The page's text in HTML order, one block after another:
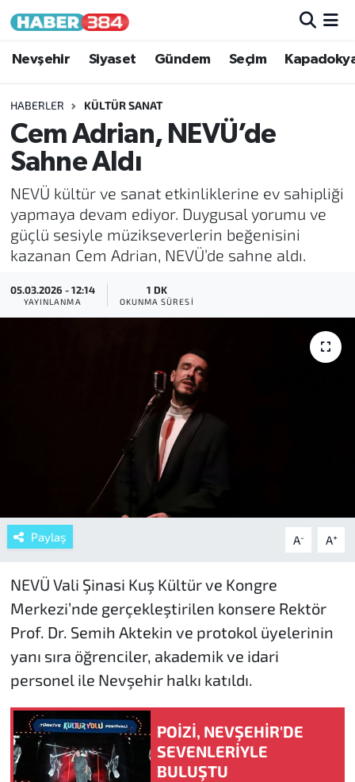
Nevşehir Siyaset Gündem Seçim
HABERLER KÜLTÜR SANAT
Cem Adrian, NEVÜ’de
Sahne Aldı
NEVÜ kültür ve sanat etkinliklerine ev sahipliği
yapmaya devam ediyor. Duygusal yorumu ve
güçlü sesiyle müzikseverlerin beğenisini
kazanan Cem Adrian, NEVÜ’de sahne aldı.
05.03.2026 - 12:14
YAYINLANMA
1 DK
OKUNMA SÜRESI
Paylaş A- A+
NEVÜ Vali Şinasi Kuş Kültür ve Kongre
Merkezi’nde gerçekleştirilen konsere Rektör
Prof. Dr. Semih Aktekin ve protokol üyelerinin
yanı sıra öğrenciler, akademik ve idari
personel ile Nevşehir halkı katıldı.
POİZİ, NEVŞEHİR'DE
SEVENLERİYLE
BULUŞTU
Nöbetçi Eczaneler
Hava Durumu
Trafik Durumu
Süper Lig Puan Durumu ve Fikstür
Tüm Manşetler
Son Dakika Haberleri
Haber Arşivi